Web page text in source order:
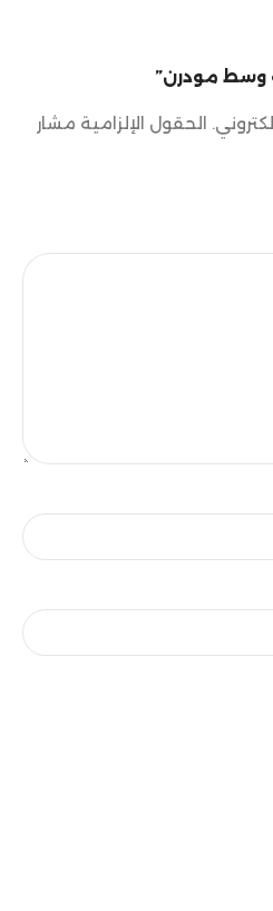
وسط مودرن”
الحقول الإلزامية مشار